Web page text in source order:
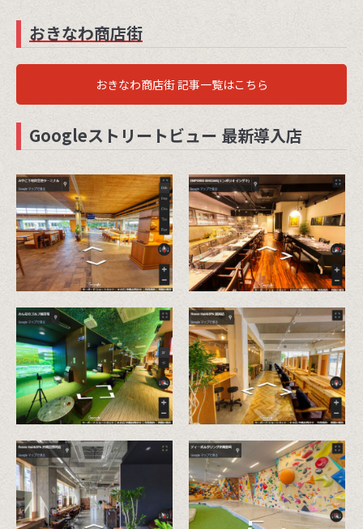
おきなわ商店街
おきなわ商店街 記事一覧はこちら
Googleストリートビュー 最新導入店